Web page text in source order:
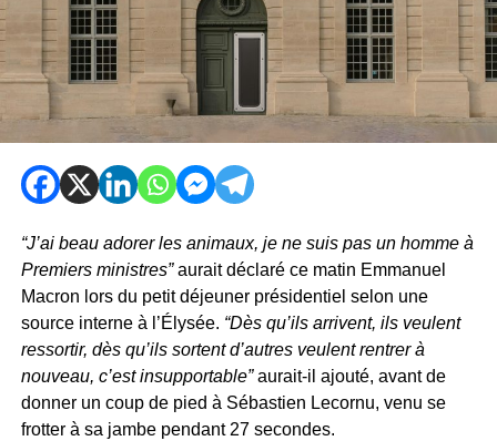
“J’ai beau adorer les animaux, je ne suis pas un homme à
Premiers ministres”aurait déclaré ce matin Emmanuel
Macron lors du petit déjeuner présidentiel selon une
source interne à l’Élysée. “Dès qu’ils arrivent, ils veulent
ressortir, dès qu’ils sortent d’autres veulent rentrer à
nouveau, c’est insupportable”aurait-il ajouté, avant de
donner un coup de pied à Sébastien Lecornu, venu se
frotter à sa jambe pendant 27 secondes.